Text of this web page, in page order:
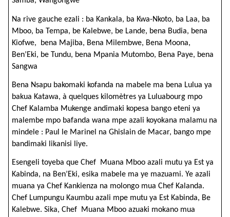
Na rive gauche ezali : ba Kankala, ba Kwa-Nkoto, ba Laa, ba
Mboo, ba Tempa, be Kalebwe, be Lande, bena Budia, bena
Kiofwe, bena Majiba, Bena Milembwe, Bena Moona,
Ben’Eki, be Tundu, bena Mpania Mutombo, Bena Paye, bena
Sangwa
Bena Nsapu bakomaki kofanda na mabele ma bena Lulua ya
bakua Katawa, à quelques kilomètres ya Luluabourg mpo
Chef Kalamba Mukenge andimaki kopesa bango eteni ya
malembe mpo bafanda wana mpe azali koyokana malamu na
mindele : Paul le Marinel na Ghislain de Macar, bango mpe
bandimaki likanisi liye.
Esengeli toyeba que Chef Muana Mboo azali mutu ya Est ya
Kabinda, na Ben’Eki, esika mabele ma ye mazuami. Ye azali
muana ya Chef Kankienza na molongo mua Chef Kalanda.
Chef Lumpungu Kaumbu azali mpe mutu ya Est Kabinda, Be
Kalebwe. Sika, Chef Muana Mboo azuaki mokano mua